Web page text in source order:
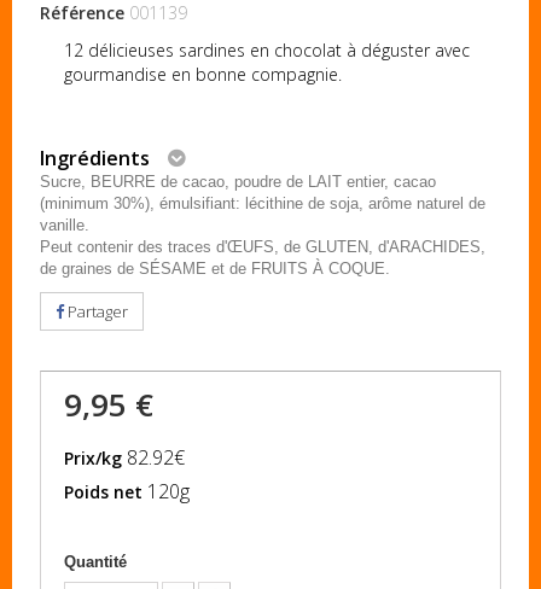
Référence 001139
12 délicieuses sardines en chocolat à déguster avec
gourmandise en bonne compagnie.
Ingrédients
Sucre, BEURRE de cacao, poudre de LAIT entier, cacao
(minimum 30%), émulsifiant: lécithine de soja, arôme naturel de
vanille.
Peut contenir des traces d'ŒUFS, de GLUTEN, d'ARACHIDES,
de graines de SÉSAME et de FRUITS À COQUE.
Partager
9,95 €
Prix/kg 82.92€
Poids net 120g
Quantité